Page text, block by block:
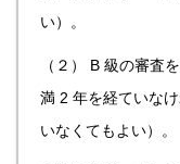
い）。
（２） B 級の審査
満 2 年を経ていな
いなくてもよい）。